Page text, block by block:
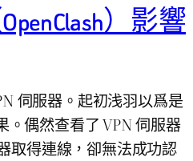
）影響
伺服器。起初浅羽以爲是
。偶然查看了 VPN 伺服器
取得連線，卻無法成功認